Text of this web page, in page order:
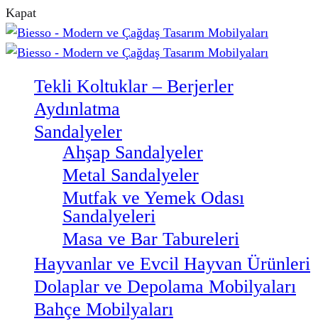
Kapat
Tekli Koltuklar – Berjerler
Aydınlatma
Sandalyeler
Ahşap Sandalyeler
Metal Sandalyeler
Mutfak ve Yemek Odası
Sandalyeleri
Masa ve Bar Tabureleri
Hayvanlar ve Evcil Hayvan Ürünleri
Dolaplar ve Depolama Mobilyaları
Bahçe Mobilyaları